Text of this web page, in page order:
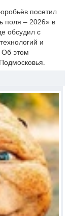
посетил
поля – 2026» в
обсудил с
и
Об этом